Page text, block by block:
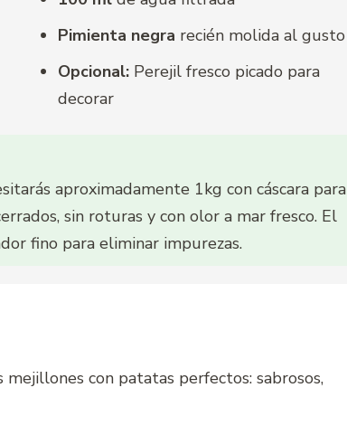
Pimienta negra recién molida al gusto
Opcional: Perejil fresco picado para
decorar
aproximadamente 1kg con cáscara para
sin roturas y con olor a mar fresco. El
fino para eliminar impurezas.
con patatas perfectos: sabrosos,